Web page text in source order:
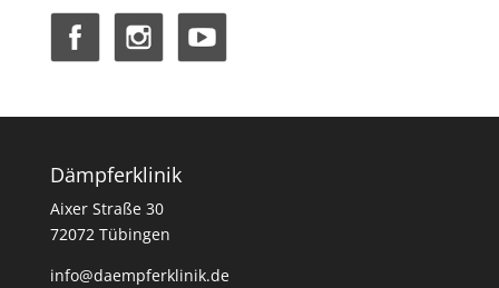
Dämpferklinik
Aixer Straße 30
72072 Tübingen
info@daempferklinik.de